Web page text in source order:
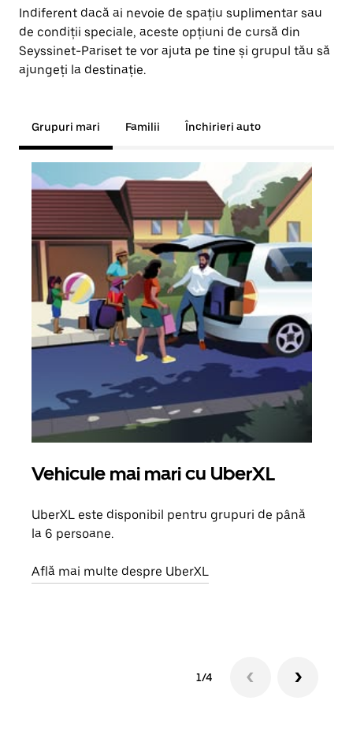
Indiferent dacă ai nevoie de spațiu suplimentar sau
de condiții speciale, aceste opțiuni de cursă din
Seyssinet-Pariset te vor ajuta pe tine și grupul tău să
ajungeți la destinație.
Grupuri mari Familii Închirieri auto
Vehicule mai mari cu UberXL
UberXL este disponibil pentru grupuri de până
la 6 persoane.
Află mai multe despre UberXL
1/4